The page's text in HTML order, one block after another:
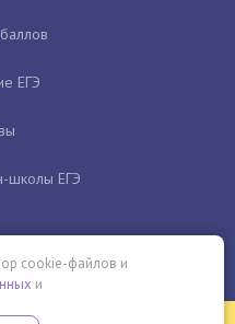
ЕГЭ
школы ЕГЭ
cookie-файлов и
и